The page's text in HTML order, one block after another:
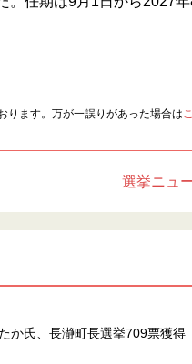
ます。万が一誤りがあった場合は
選挙ニュ
か氏、長瀞町長選挙709票獲